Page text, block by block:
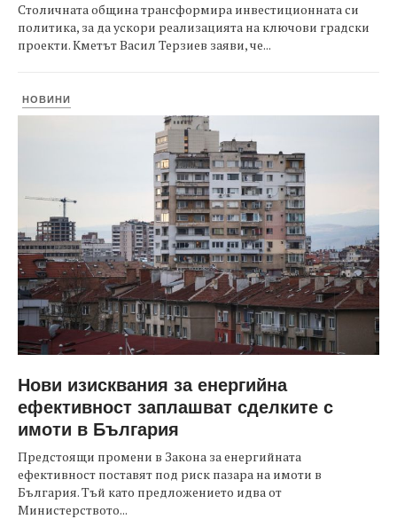
Столичната община трансформира инвестиционната си
политика, за да ускори реализацията на ключови градски
проекти. Кметът Васил Терзиев заяви, че...
НОВИНИ
Нови изисквания за енергийна
ефективност заплашват сделките с
имоти в България
Предстоящи промени в Закона за енергийната
ефективност поставят под риск пазара на имоти в
България. Тъй като предложението идва от
Министерството...